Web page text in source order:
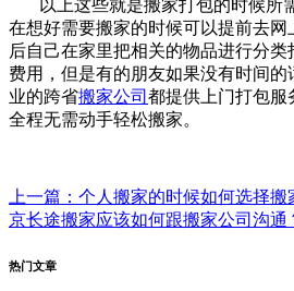
以上这些就是搬家打包的时候所需
在想好需要搬家的时候可以提前去
后自己在家里把相关的物品进行分
费用，但是有的朋友如果没有时间
业的跨省搬家公司 都提供上门打包服
全程无需动手轻松搬家。
上一篇：个人搬家的时候如何选择搬
京长途搬家应该如何跟搬家公司沟通
热门文章